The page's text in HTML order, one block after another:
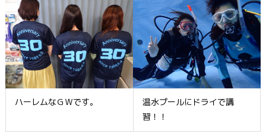
ハーレムなＧＷです。
温水プールにドライで講
習！！